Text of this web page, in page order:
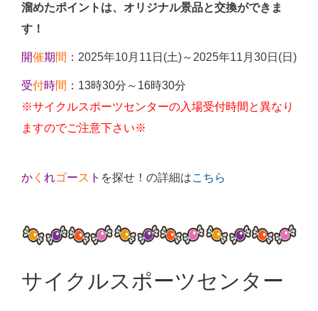
溜めたポイントは、オリジナル景品と交換ができま
す！
開催期 間 ： 2025年10月11日(土)～2025年11月30日(日)
受付時間 ：13時30分～16時30分
※サイクルスポーツセンターの入場受付時間と異なり
ますのでご注意下さい※
か く れゴース ト を探せ！の詳細はこちら
サイクルスポーツセンター